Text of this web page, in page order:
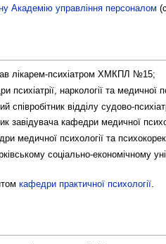
Академію управління персоналом
лікарем-психіатром ХМКПЛ №15;
наркології та медичної
відділу судово-
завідувача кафедри медичної
медичної психології та
соціально-економічному
кафедри практичної психології.